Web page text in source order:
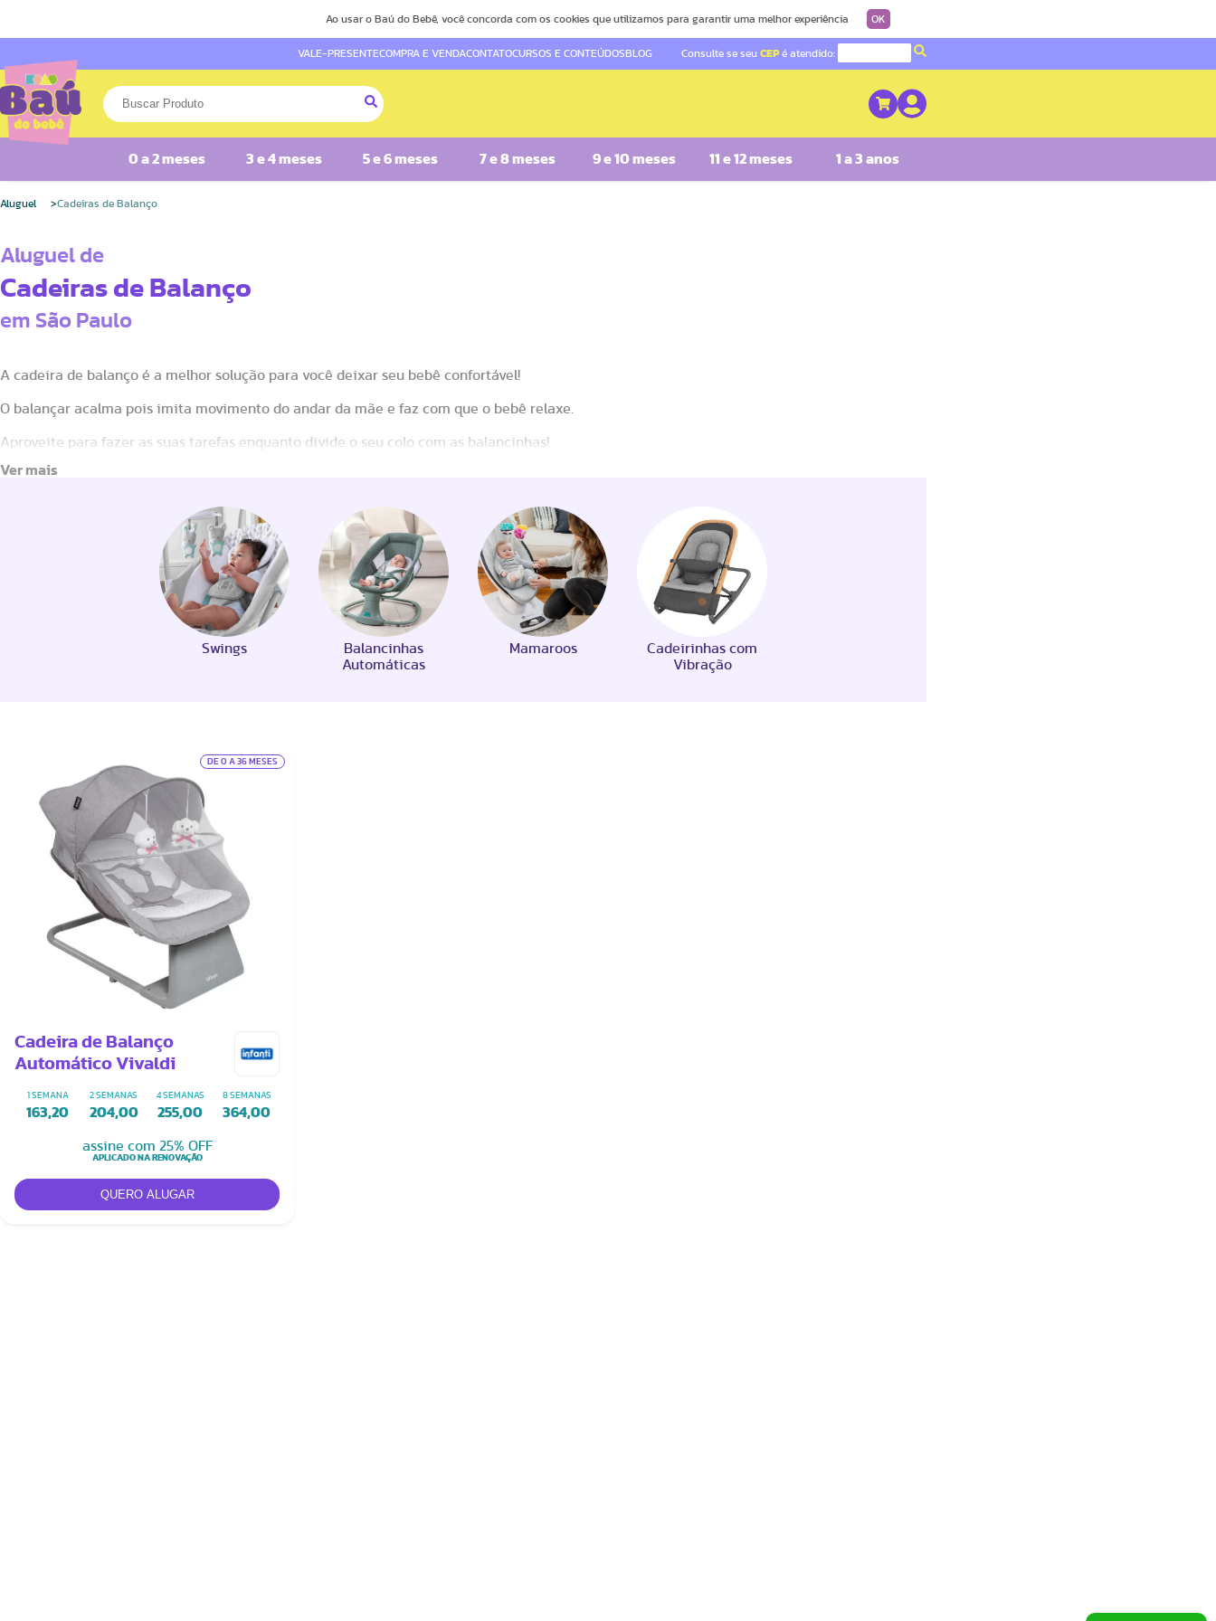
Ao usar o Baú do Bebê, você concorda com os cookies que utilizamos para garantir uma melhor experiência OK
VALE-PRESENTECOMPRA E VENDACONTATOCURSOS E CONTEÚDOSBLOG Consulte se seu CEPé atendido:
0 a 2 meses 3 e 4 meses 5 e 6 meses 7 e 8 meses 9 e 10 meses 11 e 12 meses 1 a 3 anos
Aluguel Cadeiras de Balanço
Aluguel de
Cadeiras de Balanço
em São Paulo
A cadeira de balanço é a melhor solução para você deixar seu bebê confortável!
O balançar acalma pois imita movimento do andar da mãe e faz com que o bebê relaxe.
Aproveite para fazer as suas tarefas enquanto divide o seu colo com as balancinhas!
Swings
Balancinhas
Automáticas
Mamaroos
Cadeirinhas com
Vibração
DE 0 A 36 MESES
Cadeira de Balanço
Automático Vivaldi
1 SEMANA
163,20
2 SEMANAS
204,00
4 SEMANAS
255,00
8 SEMANAS
364,00
assine com 25% OFF
APLICADO NA RENOVAÇÃO